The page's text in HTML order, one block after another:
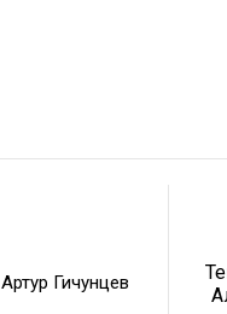
Артур Гичунцев